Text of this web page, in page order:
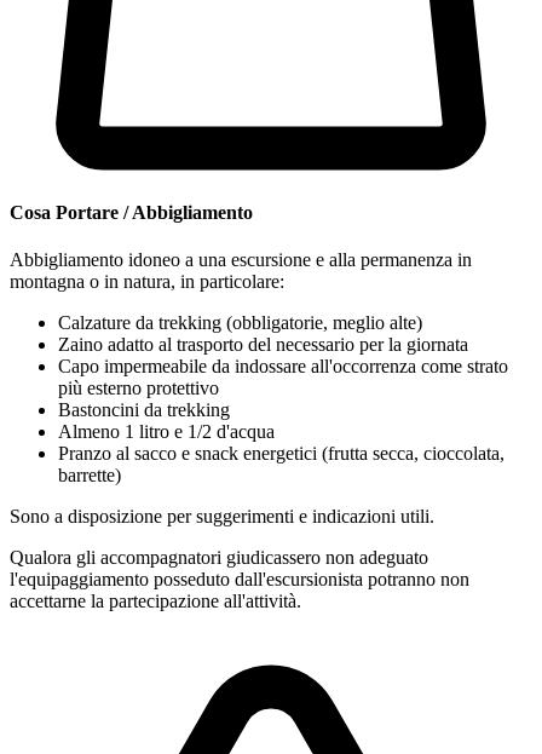
Cosa Portare / Abbigliamento
Abbigliamento idoneo a una escursione e alla permanenza in
montagna o in natura, in particolare:
Calzature da trekking (obbligatorie, meglio alte)
Zaino adatto al trasporto del necessario per la giornata
Capo impermeabile da indossare all'occorrenza come strato
più esterno protettivo
Bastoncini da trekking
Almeno 1 litro e 1/2 d'acqua
Pranzo al sacco e snack energetici (frutta secca, cioccolata,
barrette)
Sono a disposizione per suggerimenti e indicazioni utili.
Qualora gli accompagnatori giudicassero non adeguato
l'equipaggiamento posseduto dall'escursionista potranno non
accettarne la partecipazione all'attività.